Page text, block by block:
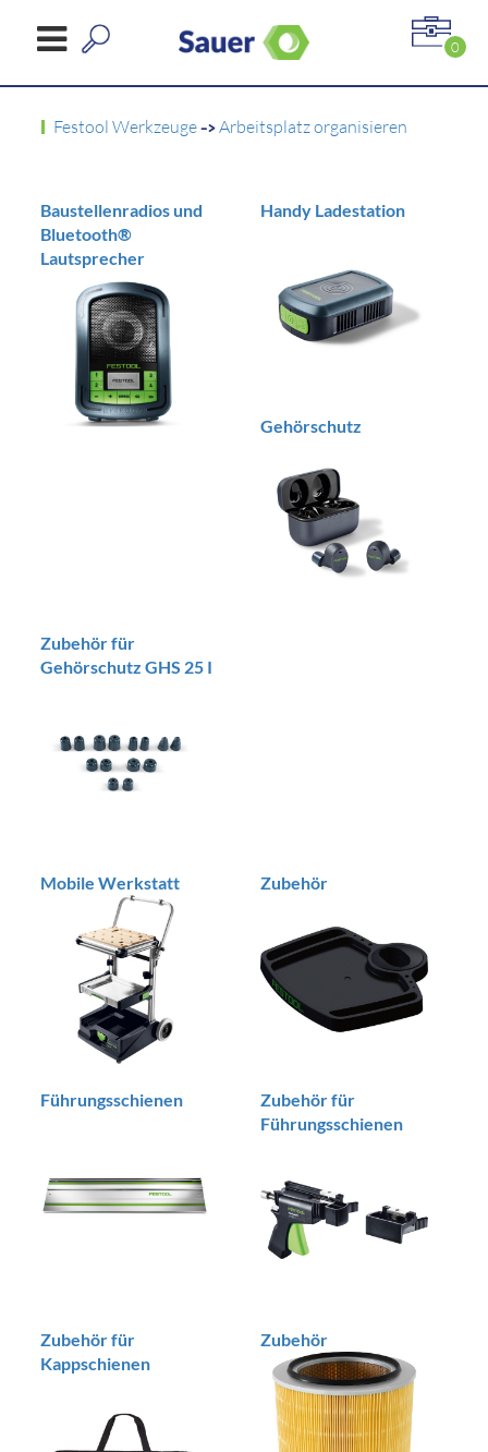
0
Festool Werkzeuge->Arbeitsplatz organisieren
Baustellenradios und
Bluetooth®
Lautsprecher
Handy Ladestation
Gehörschutz
Zubehör für
Gehörschutz GHS 25 I
Mobile Werkstatt Zubehör
Führungsschienen
Zubehör für
Führungsschienen
Zubehör für
Kappschienen
Zubehör